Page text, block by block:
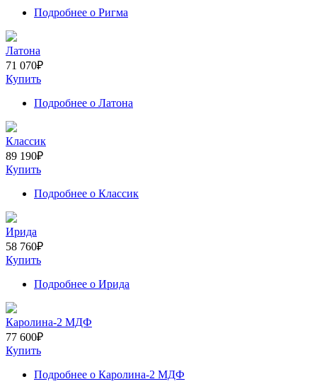
Подробнее о Ригма
Латона
71 070₽
Купить
Подробнее о Латона
Классик
89 190₽
Купить
Подробнее о Классик
Ирида
58 760₽
Купить
Подробнее о Ирида
Каролина-2 МДФ
77 600₽
Купить
Подробнее о Каролина-2 МДФ